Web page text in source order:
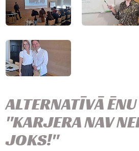
ALTERNATĪVĀ
"KARJERA NAV
JOKS!"